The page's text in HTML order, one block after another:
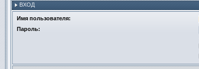
ВХОД
Имя пользователя:
Пароль: